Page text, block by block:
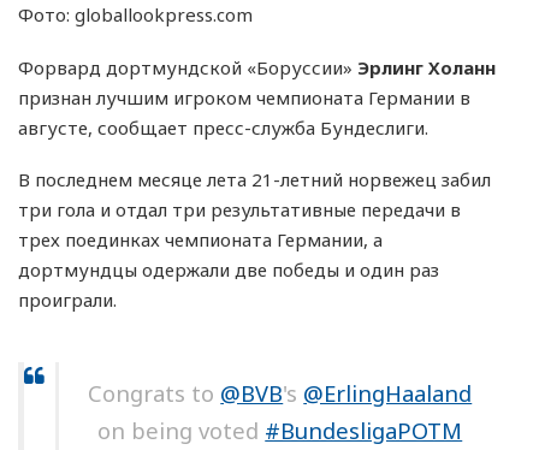
Фото: globallookpress.com
Форвард дортмундской «Боруссии» Эрлинг Холанн
признан лучшим игроком чемпионата Германии в
августе, сообщает пресс-служба Бундеслиги.
В последнем месяце лета 21-летний норвежец забил
три гола и отдал три результативные передачи в
трех поединках чемпионата Германии, а
дортмундцы одержали две победы и один раз
проиграли.
Congrats to @BVB's @ErlingHaaland
on being voted #BundesligaPOTM